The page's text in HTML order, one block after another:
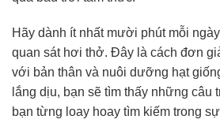
Hãy dành ít nhất mười phút mỗi
quan sát hơi thở. Đây là cách đơn
với bản thân và nuôi dưỡng hạt
lắng dịu, bạn sẽ tìm thấy những câu
bạn từng loay hoay tìm kiếm trong